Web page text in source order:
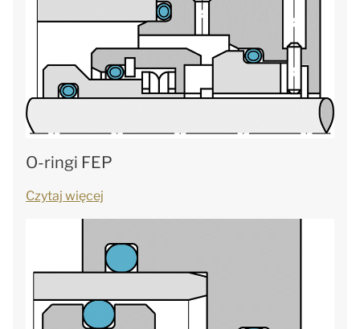
O-ringi FEP
Czytaj więcej